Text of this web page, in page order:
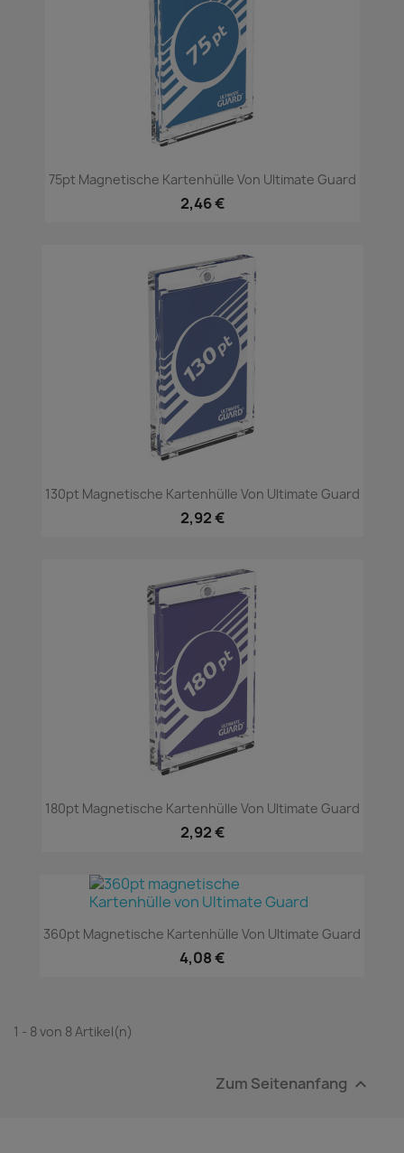
75pt Magnetische Kartenhülle Von Ultimate Guard
2,46 €
130pt Magnetische Kartenhülle Von Ultimate Guard
2,92 €
180pt Magnetische Kartenhülle Von Ultimate Guard
2,92 €
360pt Magnetische Kartenhülle Von Ultimate Guard
4,08 €
1 - 8 von 8 Artikel(n)
Zum Seitenanfang 